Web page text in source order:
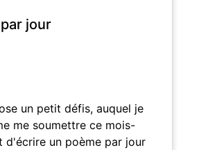
jour
un petit défis, auquel je
me soumettre ce mois-
d'écrire un poème par jour